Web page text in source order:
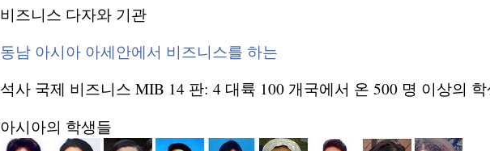
비즈니스 다자와 기관
동남 아시아 아세안에서 비즈니스를 하는
석사 국제 비즈니스 MIB 14 판: 4 대륙 100 개국에서 온 500 명 이상의
아시아의 학생들